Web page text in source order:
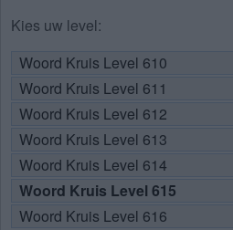
Kies uw level:
Woord Kruis Level 610
Woord Kruis Level 611
Woord Kruis Level 612
Woord Kruis Level 613
Woord Kruis Level 614
Woord Kruis Level 615
Woord Kruis Level 616